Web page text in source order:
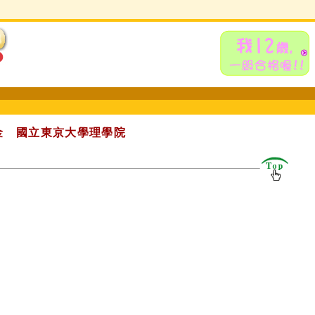
國立東京大學理學院